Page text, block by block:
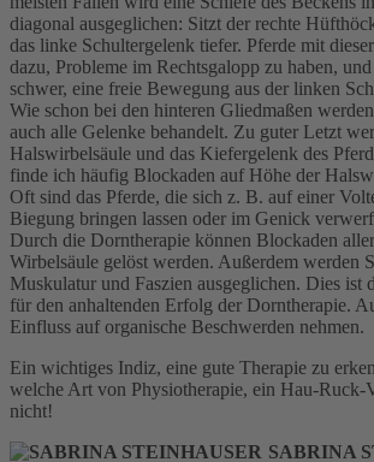
diagonal ausgeglichen: Sitzt der rechte
das linke Schultergelenk tiefer. Pferde mit
dazu, Probleme im Rechtsgalopp zu haben,
schwer, eine freie Bewegung aus der linken
Wie schon bei den hinteren Gliedmaßen
auch alle Gelenke behandelt. Zu guter Letzt
Halswirbelsäule und das Kiefergelenk des
finde ich häufig Blockaden auf Höhe der
Oft sind das Pferde, die sich z. B. auf einer
Biegung bringen lassen oder im Genick
Durch die Dorntherapie können Blockaden
Wirbelsäule gelöst werden. Außerdem werden
Muskulatur und Faszien ausgeglichen. Dies ist
für den anhaltenden Erfolg der Dorntherapie.
Einfluss auf organische Beschwerden nehmen.
Ein wichtiges Indiz, eine gute Therapie zu
welche Art von Physiotherapie, ein Hau-Ruck-
nicht!
SABRINA